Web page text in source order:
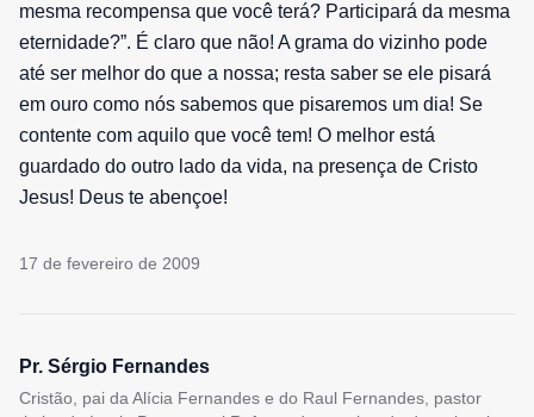
mesma recompensa que você terá? Participará da mesma
eternidade?”. É claro que não! A grama do vizinho pode
até ser melhor do que a nossa; resta saber se ele pisará
em ouro como nós sabemos que pisaremos um dia! Se
contente com aquilo que você tem! O melhor está
guardado do outro lado da vida, na presença de Cristo
Jesus! Deus te abençoe!
17 de fevereiro de 2009
Pr. Sérgio Fernandes
Cristão, pai da Alícia Fernandes e do Raul Fernandes, pastor